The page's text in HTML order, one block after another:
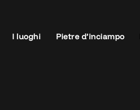
I luoghi Pietre d’inciampo